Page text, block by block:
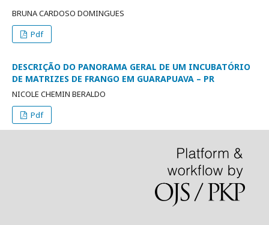
BRUNA CARDOSO DOMINGUES
Pdf
DESCRIÇÃO DO PANORAMA GERAL DE UM INCUBATÓRIO
DE MATRIZES DE FRANGO EM GUARAPUAVA – PR
NICOLE CHEMIN BERALDO
Pdf